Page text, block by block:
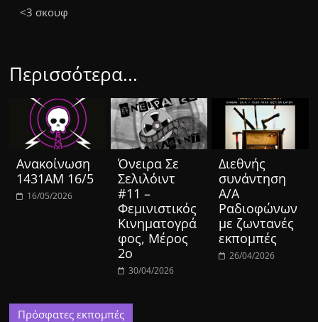
<3 σκουφ
Περισσότερα...
Ανακοίνωση
1431ΑΜ 16/5
16/05/2026
Όνειρα Σε
Σελιλόιντ
#11 –
Φεμινιστικός
Κινηματογρά
φος, Μέρος
2ο
30/04/2026
Διεθνής
συνάντηση
Α/Α
Ραδιοφώνων
με ζωντανές
εκπομπές
26/04/2026
Πρόσφατες εκπομπές